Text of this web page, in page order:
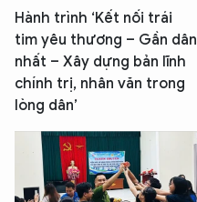
Hành trình ‘Kết nối trái
tim yêu thương – Gần dân
nhất – Xây dựng bản lĩnh
chính trị, nhân văn trong
lòng dân’